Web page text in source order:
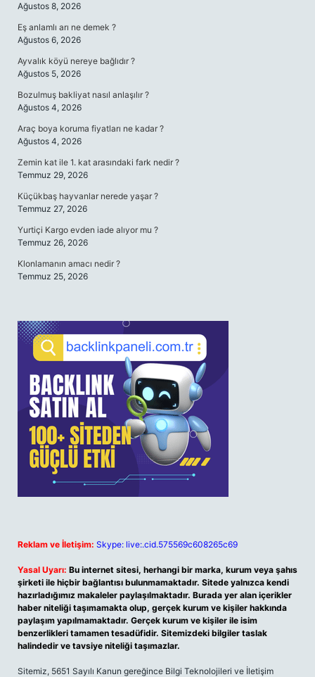
Ağustos 8, 2026
Eş anlamlı arı ne demek ?
Ağustos 6, 2026
Ayvalık köyü nereye bağlıdır ?
Ağustos 5, 2026
Bozulmuş bakliyat nasıl anlaşılır ?
Ağustos 4, 2026
Araç boya koruma fiyatları ne kadar ?
Ağustos 4, 2026
Zemin kat ile 1. kat arasındaki fark nedir ?
Temmuz 29, 2026
Küçükbaş hayvanlar nerede yaşar ?
Temmuz 27, 2026
Yurtiçi Kargo evden iade alıyor mu ?
Temmuz 26, 2026
Klonlamanın amacı nedir ?
Temmuz 25, 2026
Reklam ve İletişim: Skype: live:.cid.575569c608265c69
Yasal Uyarı: Bu internet sitesi, herhangi bir marka, kurum veya şahıs
şirketi ile hiçbir bağlantısı bulunmamaktadır. Sitede yalnızca kendi
hazırladığımız makaleler paylaşılmaktadır. Burada yer alan içerikler
haber niteliği taşımamakta olup, gerçek kurum ve kişiler hakkında
paylaşım yapılmamaktadır. Gerçek kurum ve kişiler ile isim
benzerlikleri tamamen tesadüfidir. Sitemizdeki bilgiler taslak
halindedir ve tavsiye niteliği taşımazlar.
Sitemiz, 5651 Sayılı Kanun gereğince Bilgi Teknolojileri ve İletişim